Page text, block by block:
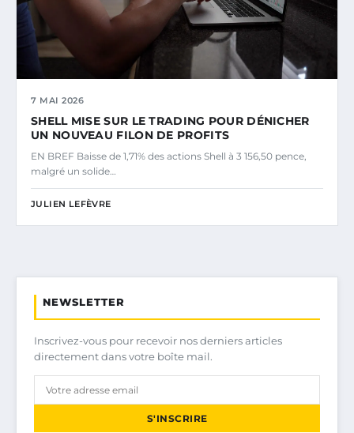
7 MAI 2026
SHELL MISE SUR LE TRADING POUR DÉNICHER
UN NOUVEAU FILON DE PROFITS
EN BREF Baisse de 1,71% des actions Shell à 3 156,50 pence,
malgré un solide…
JULIEN LEFÈVRE
NEWSLETTER
Inscrivez-vous pour recevoir nos derniers articles
directement dans votre boîte mail.
S'INSCRIRE